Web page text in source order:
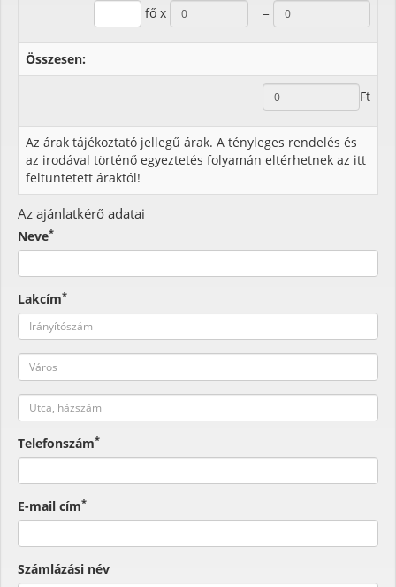
fő x =
Összesen:
Ft
Az árak tájékoztató jellegű árak. A tényleges rendelés és
az irodával történő egyeztetés folyamán eltérhetnek az itt
feltüntetett áraktól!
Az ajánlatkérő adatai
Neve*
Lakcím*
Telefonszám*
E-mail cím*
Számlázási név